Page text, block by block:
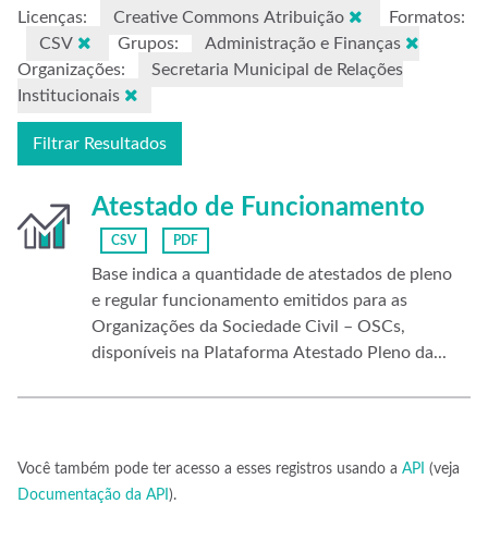
Licenças: Creative Commons Atribuição
Formatos:
CSV
Grupos:
Administração e Finanças
Organizações:
Secretaria Municipal de Relações
Institucionais
Filtrar Resultados
Atestado de Funcionamento
CSV PDF
Base indica a quantidade de atestados de pleno
e regular funcionamento emitidos para as
Organizações da Sociedade Civil – OSCs,
disponíveis na Plataforma Atestado Pleno da...
Você também pode ter acesso a esses registros usando a API (veja
Documentação da API ).